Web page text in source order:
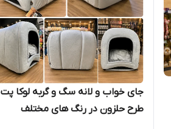
جای خواب و لانه سگ و گربه لوکا پت
طرح حلزون در رنگ های مختلف